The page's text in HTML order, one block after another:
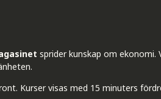
sprider kunskap om ekonomi.
Kurser visas med 15 minuters